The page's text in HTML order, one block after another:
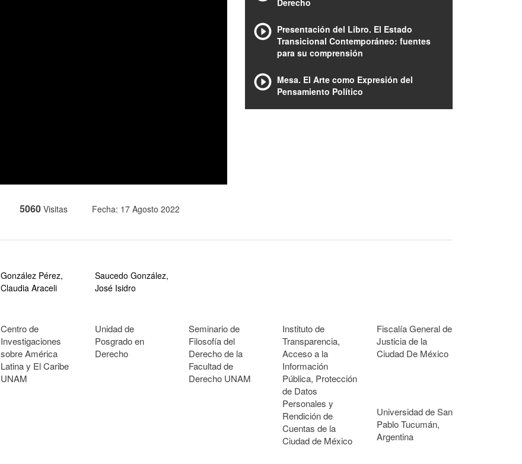
5060 Visitas Fecha: 17 Agosto 2022
Derecho
Presentación del Libro. El Estado
Transicional Contemporáneo: fuentes
para su comprensión
Mesa. El Arte como Expresión del
Pensamiento Político
González Pérez,
Claudia Araceli
Saucedo González,
José Isidro
Centro de
Investigaciones
sobre América
Latina y El Caribe
UNAM
Unidad de
Posgrado en
Derecho
Seminario de
Filosofía del
Derecho de la
Facultad de
Derecho UNAM
Instituto de
Transparencia,
Acceso a la
Información
Pública, Protección
de Datos
Personales y
Rendición de
Cuentas de la
Ciudad de México
Fiscalía General de
Justicia de la
Ciudad De México
Universidad de San
Pablo Tucumán,
Argentina